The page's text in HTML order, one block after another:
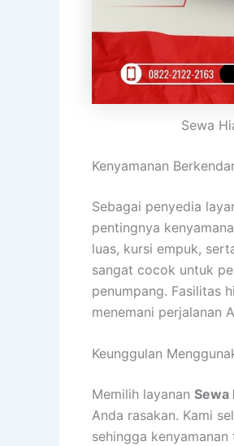
Sewa
Kenyamanan
Sebagai penyedia
pentingnya
luas, kursi empuk,
sangat cocok untuk
penumpang. Fasilitas
menemani perjalanan
Keunggulan
Memilih layanan Sewa
Anda rasakan. Kami
sehingga